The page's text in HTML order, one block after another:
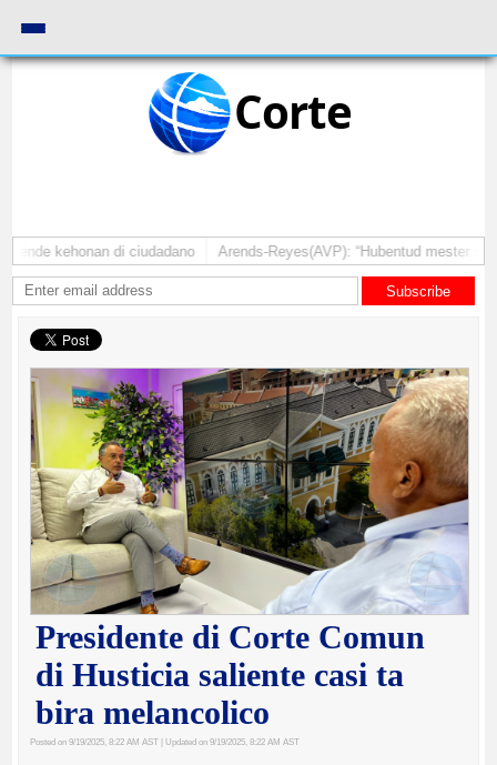
Corte
kehonan di ciudadano Arends-Reyes(AVP): “Hubentud mester sinti
Subscribe
Presidente di Corte Comun
di Husticia saliente casi ta
bira melancolico
Posted on 9/19/2025, 8:22 AM AST | Updated on 9/19/2025, 8:22 AM AST